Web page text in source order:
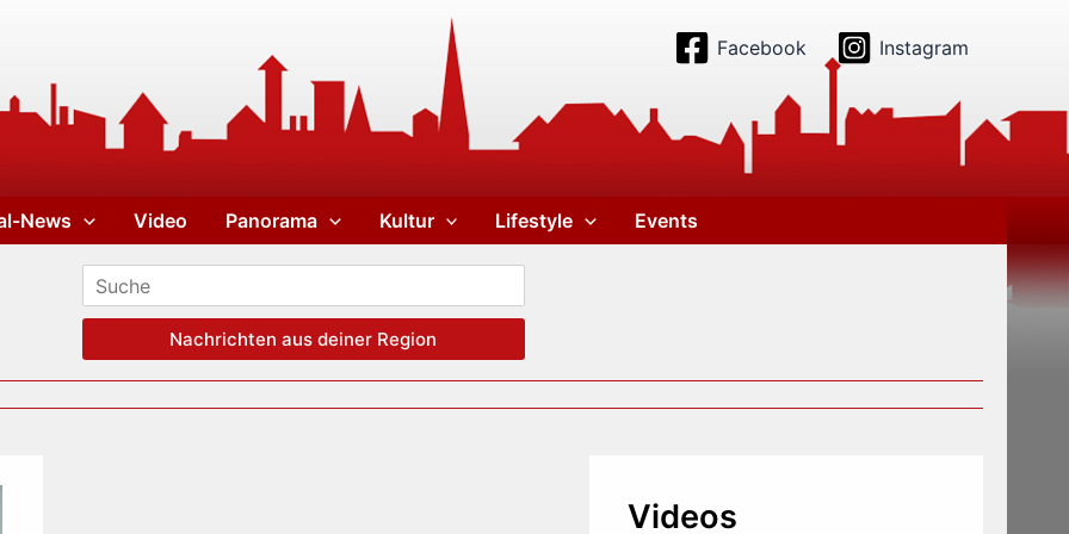
Facebook Instagram
News Video Panorama Kultur Lifestyle Events
Nachrichten aus deiner Region
Videos